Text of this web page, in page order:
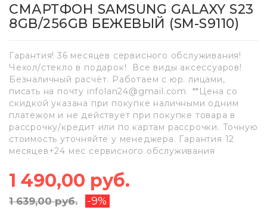
СМАРТФОН SAMSUNG GALAXY S23
8GB/256GB БЕЖЕВЫЙ (SM-S9110)
Гарантия! 36 месяцев сервисного обслуживания!
Чехол/стекло в подарок! Все виды аксессуаров!
Безналичный расчёт. Работаем с юр. лицами,
писать на почту infolan24@gmail.com **Цена со
скидкой указана при покупке наличными одним
платежом и не действует при покупке товара в
рассрочку/кредит или по картам рассрочки. Точную
стоимость уточняйте у менеджера. Гарантия 12
месяцев+24 мес сервисного обслуживания
1 490,00 руб.
1 639,00 руб. -9%